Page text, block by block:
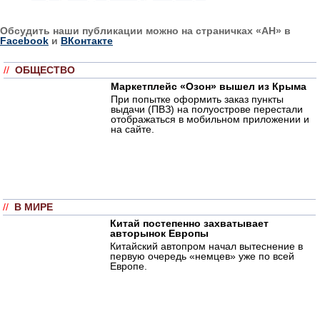
Обсудить наши публикации можно на страничках «АН» в
Facebook и ВКонтакте
// ОБЩЕСТВО
Маркетплейс «Озон» вышел из Крыма
При попытке оформить заказ пункты
выдачи (ПВЗ) на полуострове перестали
отображаться в мобильном приложении и
на сайте.
// В МИРЕ
Китай постепенно захватывает
авторынок Европы
Китайский автопром начал вытеснение в
первую очередь «немцев» уже по всей
Европе.